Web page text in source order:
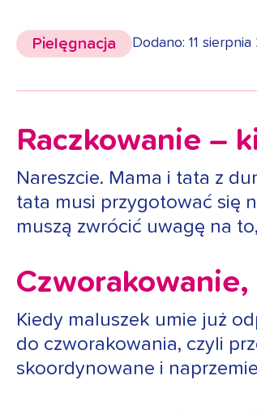
Pielęgnacja Dodano: 11
Raczkowanie –
Nareszcie. Mama i tata z
tata musi przygotować się
muszą zwrócić uwagę na
Kiedy maluszek umie już
do czworakowania, czyli
skoordynowane i